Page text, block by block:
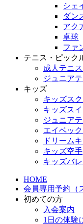
シェ
ダン
アク
卓球
ファ
テニス・ピック
成人テニ
ジュニア
キッズ
キッズス
キッズス
ジュニア
エイベッ
ドリーム
キッズ空手
キッズバ
HOME
会員専用予約（
初めての方
入会案内
1日の体験